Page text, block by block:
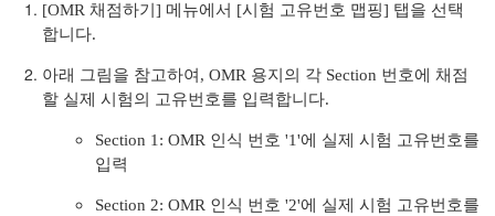
[OMR 채점하기] 메뉴에서 [시험 고유번호 맵핑] 탭을 선택
합니다.
아래 그림을 참고하여, OMR 용지의 각 Section 번호에 채점
할 실제 시험의 고유번호를 입력합니다.
Section 1: OMR 인식 번호 '1'에 실제 시험 고유번호를
입력
Section 2: OMR 인식 번호 '2'에 실제 시험 고유번호를